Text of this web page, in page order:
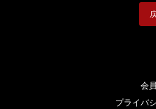
会
プライバ